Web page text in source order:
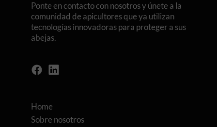
Ponte en contacto con nosotros y únete a la
comunidad de apicultores que ya utilizan
tecnologías innovadoras para proteger a sus
abejas.
Home
Sobre nosotros